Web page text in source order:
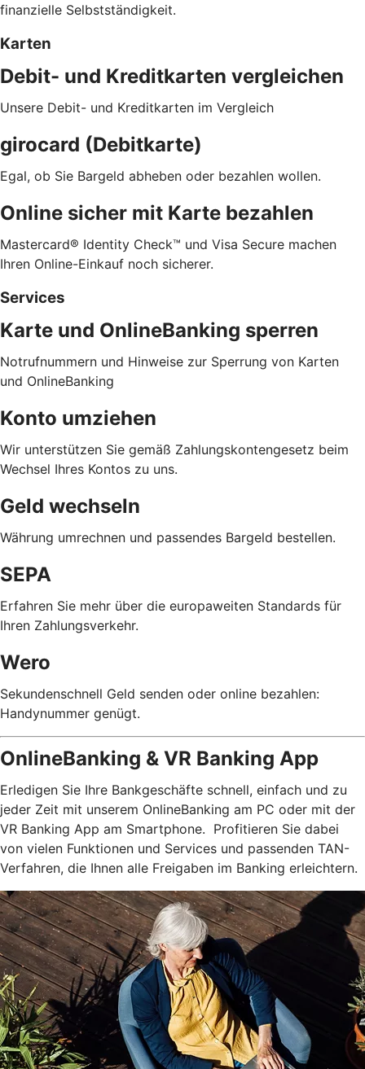
finanzielle Selbstständigkeit.
Karten
Debit- und Kreditkarten vergleichen
Unsere Debit- und Kreditkarten im Vergleich
girocard (Debitkarte)
Egal, ob Sie Bargeld abheben oder bezahlen wollen.
Online sicher mit Karte bezahlen
Mastercard® Identity Check™ und Visa Secure machen
Ihren Online-Einkauf noch sicherer.
Services
Karte und OnlineBanking sperren
Notrufnummern und Hinweise zur Sperrung von Karten
und OnlineBanking
Konto umziehen
Wir unterstützen Sie gemäß Zahlungskontengesetz beim
Wechsel Ihres Kontos zu uns.
Geld wechseln
Währung umrechnen und passendes Bargeld bestellen.
SEPA
Erfahren Sie mehr über die europaweiten Standards für
Ihren Zahlungsverkehr.
Wero
Sekundenschnell Geld senden oder online bezahlen:
Handynummer genügt.
OnlineBanking & VR Banking App
Erledigen Sie Ihre Bankgeschäfte schnell, einfach und zu
jeder Zeit mit unserem OnlineBanking am PC oder mit der
VR Banking App am Smartphone. Profitieren Sie dabei
von vielen Funktionen und Services und passenden TAN-
Verfahren, die Ihnen alle Freigaben im Banking erleichtern.